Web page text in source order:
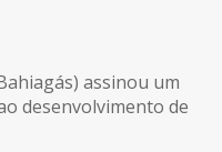
assinou um
desenvolvimento de